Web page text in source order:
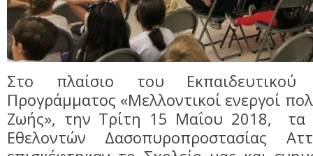
Στο πλαίσιο του Εκπαιδευτικού
Προγράμματος «Μελλοντικοί ενεργοί
Ζωής», την Τρίτη 15 Μαΐου 2018, τα
Εθελοντών Δασοπυροπροστασίας